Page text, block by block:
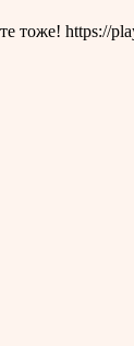
https://